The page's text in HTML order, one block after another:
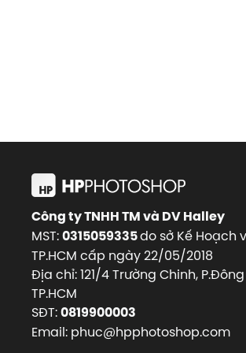
Công ty TNHH TM và DV Halley
MST:0315059335do sở Kế Hoạch
TP.HCM cấp ngày 22/05/2018
Địa chỉ: 121/4 Trường Chinh,
TP.HCM
SĐT:0819900003
Email: phuc@hpphotoshop.com